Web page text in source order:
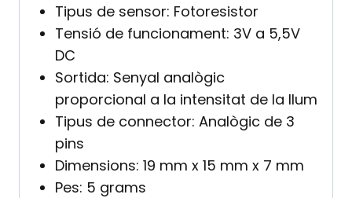
Tipus de sensor: Fotoresistor
Tensió de funcionament: 3V a 5,5V
DC
Sortida: Senyal analògic
proporcional a la intensitat de la llum
Tipus de connector: Analògic de 3
pins
Dimensions: 19 mm x 15 mm x 7 mm
Pes: 5 grams